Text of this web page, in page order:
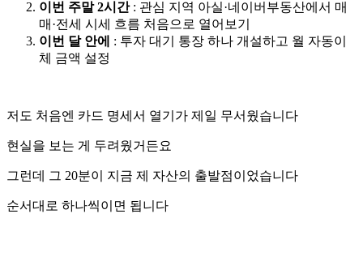
이번 주말 2시간: 관심 지역 아실·네이버부동산에서 매
매·전세 시세 흐름 처음으로 열어보기
이번 달 안에
: 투자 대기 통장 하나 개설하고 월 자동이
체 금액 설정
저도 처음엔 카드 명세서 열기가 제일 무서웠습니다
현실을 보는 게 두려웠거든요
그런데 그 20분이 지금 제 자산의 출발점이었습니다
순서대로 하나씩이면 됩니다